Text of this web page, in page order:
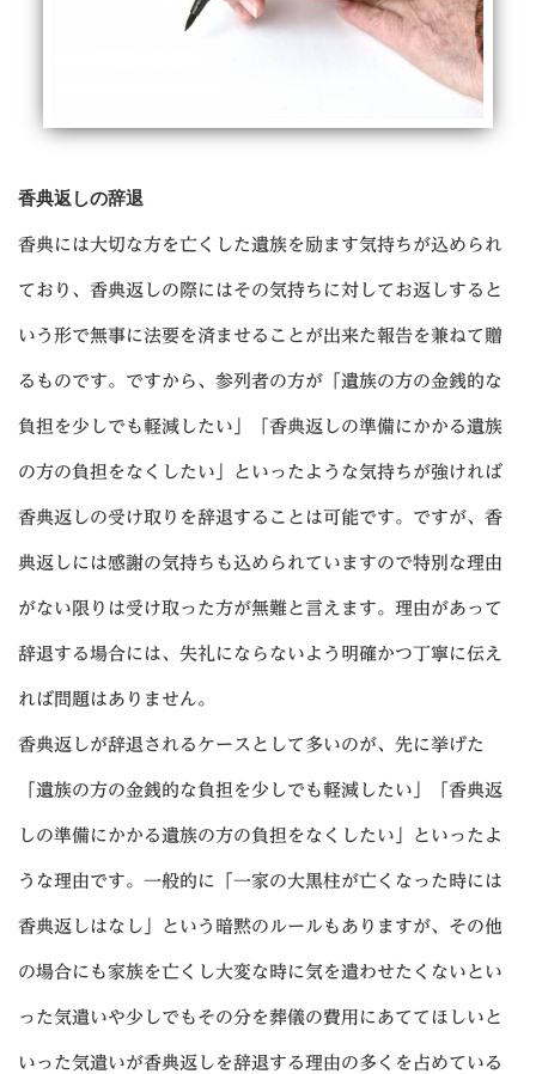
香典返しの辞退
香典には大切な方を亡くした遺族を励ます気持ちが込められ
ており、香典返しの際にはその気持ちに対してお返しすると
いう形で無事に法要を済ませることが出来た報告を兼ねて贈
るものです。ですから、参列者の方が「遺族の方の金銭的な
負担を少しでも軽減したい」「香典返しの準備にかかる遺族
の方の負担をなくしたい」といったような気持ちが強ければ
香典返しの受け取りを辞退することは可能です。ですが、香
典返しには感謝の気持ちも込められていますので特別な理由
がない限りは受け取った方が無難と言えます。理由があって
辞退する場合には、失礼にならないよう明確かつ丁寧に伝え
れば問題はありません。
香典返しが辞退されるケースとして多いのが、先に挙げた
「遺族の方の金銭的な負担を少しでも軽減したい」「香典返
しの準備にかかる遺族の方の負担をなくしたい」といったよ
うな理由です。一般的に「一家の大黒柱が亡くなった時には
香典返しはなし」という暗黙のルールもありますが、その他
の場合にも家族を亡くし大変な時に気を遣わせたくないとい
った気遣いや少しでもその分を葬儀の費用にあててほしいと
いった気遣いが香典返しを辞退する理由の多くを占めている